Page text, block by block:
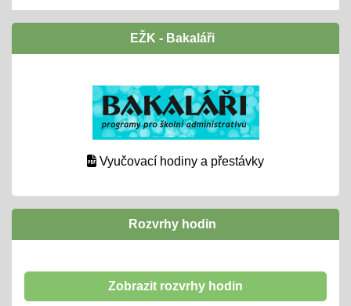
EŽK - Bakaláři
Vyučovací hodiny a přestávky
Rozvrhy hodin
Zobrazit rozvrhy hodin